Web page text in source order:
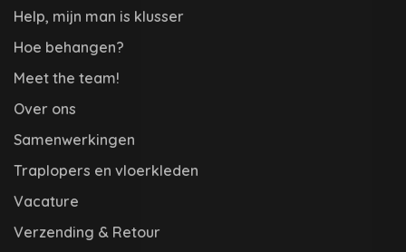
Help, mijn man is klusser
Hoe behangen?
Meet the team!
Over ons
Samenwerkingen
Traplopers en vloerkleden
Vacature
Verzending & Retour